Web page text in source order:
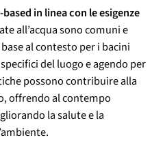
in linea con le esigenze
all’acqua sono comuni e
al contesto per i bacini
del luogo e agendo per
possono contribuire alla
offrendo al contempo
la salute e la